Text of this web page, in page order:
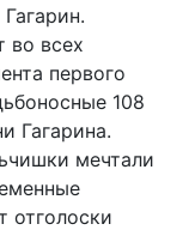
во всех
первого
108
Гагарина.
мечтали
отголоски